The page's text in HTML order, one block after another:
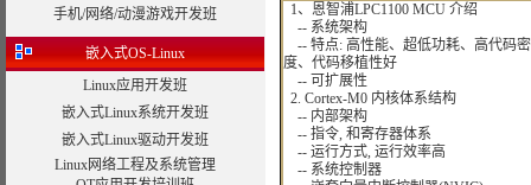
手机/网络/动漫游戏开发班
嵌入式OS-Linux
Linux应用开发班
嵌入式Linux系统开发班
嵌入式Linux驱动开发班
Linux网络工程及系统管理
1、恩智浦LPC1100 MCU 介绍
-- 系统架构
-- 特点: 高性能、超低功耗、高代码密
度、代码移植性好
-- 可扩展性
2. Cortex-M0 内核体系结构
-- 内部架构
-- 指令, 和寄存器体系
-- 运行方式, 运行效率高
-- 系统控制器